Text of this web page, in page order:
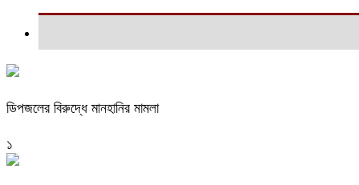
ডিপজলের বিরুদ্ধে মানহানির মামলা
১